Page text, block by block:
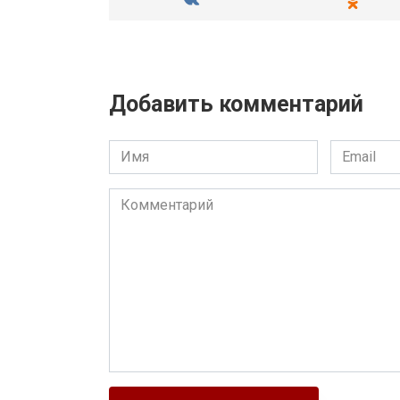
Добавить комментарий
Имя Email
Комментарий